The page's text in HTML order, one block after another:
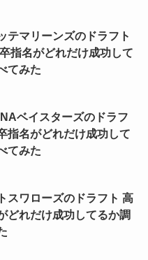
テマリーンズのドラフト
指名がどれだけ成功して
てみた
ベイスターズのドラフ
指名がどれだけ成功して
てみた
スワローズのドラフト 高
どれだけ成功してるか調